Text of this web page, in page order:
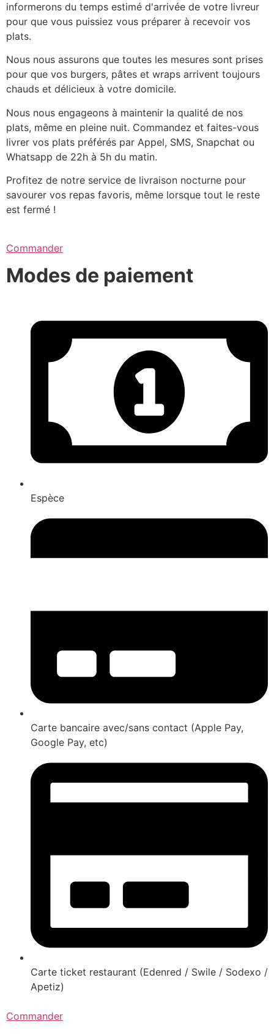
informerons du temps estimé d'arrivée de votre livreur
pour que vous puissiez vous préparer à recevoir vos
plats.
Nous nous assurons que toutes les mesures sont prises
pour que vos burgers, pâtes et wraps arrivent toujours
chauds et délicieux à votre domicile.
Nous nous engageons à maintenir la qualité de nos
plats, même en pleine nuit. Commandez et faites-vous
livrer vos plats préférés par Appel, SMS, Snapchat ou
Whatsapp de 22h à 5h du matin.
Profitez de notre service de livraison nocturne pour
savourer vos repas favoris, même lorsque tout le reste
est fermé !
Commander
Modes de paiement
Espèce
Carte bancaire avec/sans contact (Apple Pay,
Google Pay, etc)
Carte ticket restaurant (Edenred / Swile / Sodexo /
Apetiz)
Commander